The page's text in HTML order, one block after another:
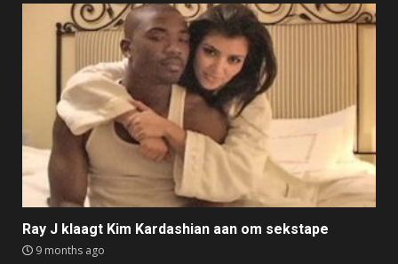
Ray J klaagt Kim Kardashian aan om sekstape
9 months ago